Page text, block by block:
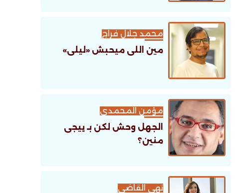
محمد جلال فراج
مين اللى ميحبش «ليلى»
مؤمن المحمدى
الجهل وحش لكن بـ ييجى
منين؟
نهى القاضى